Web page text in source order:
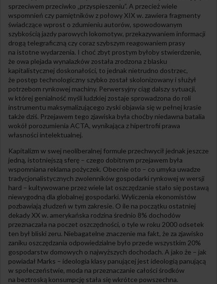
sprzeciwem przeciwko „przyspieszeniu”. A przecież wiele
wspomnień czy pamiętników z połowy XIX w. zawiera fragmenty
świadczące wprost o zdumieniu autorów, spowodowanym
szybkością jazdy parowych lokomotyw, przekazywaniem informacji
drogą telegraficzną czy coraz szybszym reagowaniem prasy
na istotne wydarzenia. I choć zbyt prostym byłoby stwierdzenie,
że owa plejada wynalazków została zrodzona z blasku
kapitalistycznej doskonałości, to jednak nietrudno dostrzec,
że postęp technologiczny szybko został skolonizowany i służył
potrzebom rynkowej machiny. Perwersyjny ciąg dalszy sytuacji,
w której genialność myśli ludzkiej zostaje sprowadzona do roli
instrumentu maksymalizującego zyski objawia się w pełnej krasie
także dziś. Przejawem tego zjawiska była choćby niedawna batalia
wokół porozumienia ACTA, wynikająca z hipertrofii prawa
własności intelektualnej.
Kapitalizm w swej neoliberalnej formule przechwycił jednak jeszcze
jedną, istotniejszą sferę – czego dobitnym przejawem była
wspomniana reklama pożyczek. Obecnie oto – co umyka uwadze
tradycjonalistycznych zwolenników gospodarki rynkowej w wersji
hard – kultywowane przez wiele lat oszczędzanie stało się postawą
niewygodną dla globalnej gospodarki. Wyliczenia ekonomistów
pozbawiają złudzeń w tym zakresie. O ile na początku ostatniej
dekady XX w. amerykańska rodzina średnio 8% dochodów
przeznaczała na poczet oszczędności, o tyle w roku 2000 odsetek
ten był bliski zeru. Niebagatelne znaczenie ma fakt, że za zjawisko
zaniku oszczędzania odpowiedzialne było przede wszystkim 20%
gospodarstw domowych o najwyższych dochodach. A jako że – jak
powiadał Marks – ideologia klasy panującej jest ideologią panującą
w społeczeństwie, moda na przeznaczanie całości środków
na beztroską konsumpcję stała się wkrótce powszechna.